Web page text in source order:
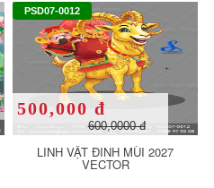
PSD07-0012
LINH VẬT ĐINH MÙI 2027
VECTOR
500,000 đ
600,0000 đ